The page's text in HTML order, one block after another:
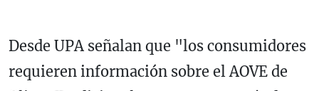
Desde UPA señalan que "los consumidores
requieren información sobre el AOVE de